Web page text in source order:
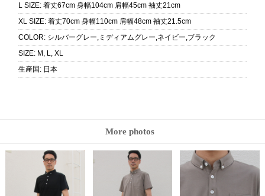
L SIZE: 着丈67cm 身幅104cm 肩幅45cm 袖丈21cm
XL SIZE: 着丈70cm 身幅110cm 肩幅48cm 袖丈21.5cm
COLOR: シルバーグレー,ミディアムグレー,ネイビー,ブラック
SIZE: M, L, XL
生産国 : 日本
More photos